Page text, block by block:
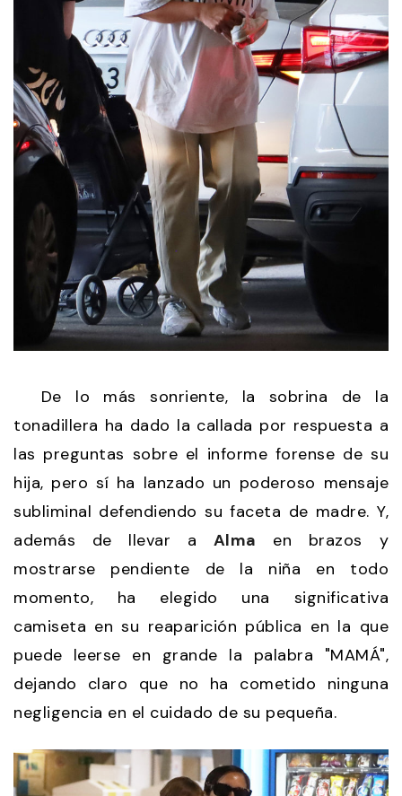
De lo más sonriente, la sobrina de la
tonadillera ha dado la callada por respuesta a
las preguntas sobre el informe forense de su
hija, pero sí ha lanzado un poderoso mensaje
subliminal defendiendo su faceta de madre. Y,
además de llevar a Alma en brazos y
mostrarse pendiente de la niña en todo
momento, ha elegido una significativa
camiseta en su reaparición pública en la que
puede leerse en grande la palabra "MAMÁ",
dejando claro que no ha cometido ninguna
negligencia en el cuidado de su pequeña.